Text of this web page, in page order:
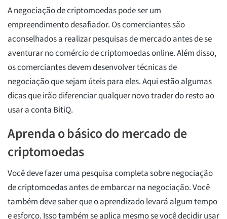
A negociação de criptomoedas pode ser um
empreendimento desafiador. Os comerciantes são
aconselhados a realizar pesquisas de mercado antes de se
aventurar no comércio de criptomoedas online. Além disso,
os comerciantes devem desenvolver técnicas de
negociação que sejam úteis para eles. Aqui estão algumas
dicas que irão diferenciar qualquer novo trader do resto ao
usar a conta BitiQ.
Aprenda o básico do mercado de
criptomoedas
Você deve fazer uma pesquisa completa sobre negociação
de criptomoedas antes de embarcar na negociação. Você
também deve saber que o aprendizado levará algum tempo
e esforço. Isso também se aplica mesmo se você decidir usar